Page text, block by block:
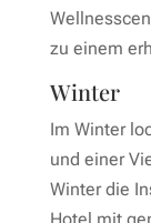
zu einem
Winter
Im Winter
und einer
Winter die